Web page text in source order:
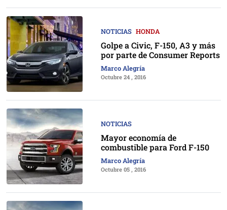
NOTICIAS HONDA
Golpe a Civic, F-150, A3 y más
por parte de Consumer Reports
Marco Alegría
Octubre 24 , 2016
NOTICIAS
Mayor economía de
combustible para Ford F-150
Marco Alegría
Octubre 05 , 2016